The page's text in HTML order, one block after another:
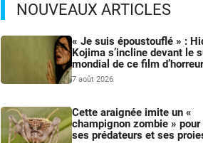
NOUVEAUX ARTICLES
« Je suis époustouflé » :
Kojima s’incline devant le
mondial de ce film d’horreur
7 août 2026
Cette araignée imite un «
champignon zombie »
ses prédateurs et ses